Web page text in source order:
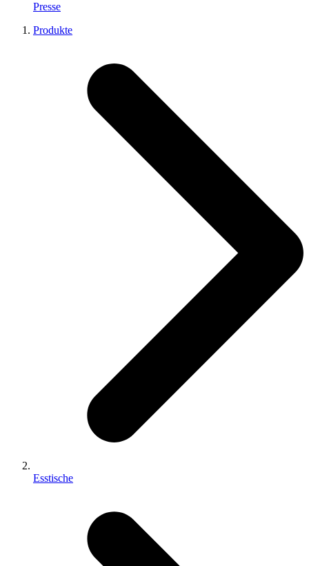
Presse
Produkte
Esstische